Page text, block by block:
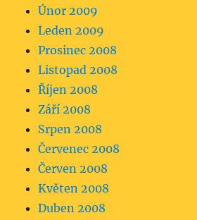
Únor 2009
Leden 2009
Prosinec 2008
Listopad 2008
Říjen 2008
Září 2008
Srpen 2008
Červenec 2008
Červen 2008
Květen 2008
Duben 2008